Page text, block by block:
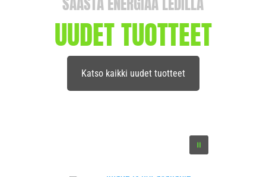
UUDET TUOTTEET
Katso kaikki uudet tuotteet